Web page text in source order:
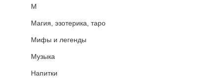
М
Магия, эзотерика, таро
Мифы и легенды
Музыка
Напитки